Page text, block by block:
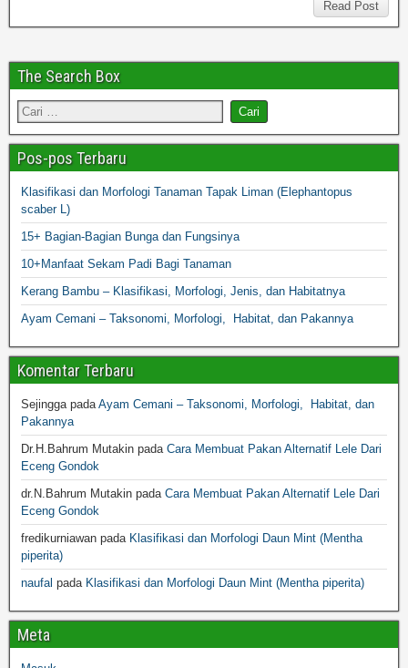
Read Post
The Search Box
Pos-pos Terbaru
Klasifikasi dan Morfologi Tanaman Tapak Liman (Elephantopus
scaber L)
15+ Bagian-Bagian Bunga dan Fungsinya
10+Manfaat Sekam Padi Bagi Tanaman
Kerang Bambu – Klasifikasi, Morfologi, Jenis, dan Habitatnya
Ayam Cemani – Taksonomi, Morfologi, Habitat, dan Pakannya
Komentar Terbaru
SejinggapadaAyam Cemani – Taksonomi, Morfologi, Habitat, dan
Pakannya
Dr.H.Bahrum Mutakin pada Cara Membuat Pakan Alternatif Lele Dari
Eceng Gondok
dr.N.Bahrum Mutakin pada Cara Membuat Pakan Alternatif Lele Dari
Eceng Gondok
fredikurniawan pada Klasifikasi dan Morfologi Daun Mint (Mentha
piperita)
naufal pada Klasifikasi dan Morfologi Daun Mint (Mentha piperita)
Meta